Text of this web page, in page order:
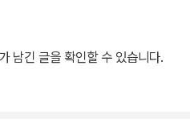
남긴 글을 확인할 수 있습니다.